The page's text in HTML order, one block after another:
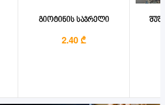
გიოტინის საჯრელი
2.40 ₾